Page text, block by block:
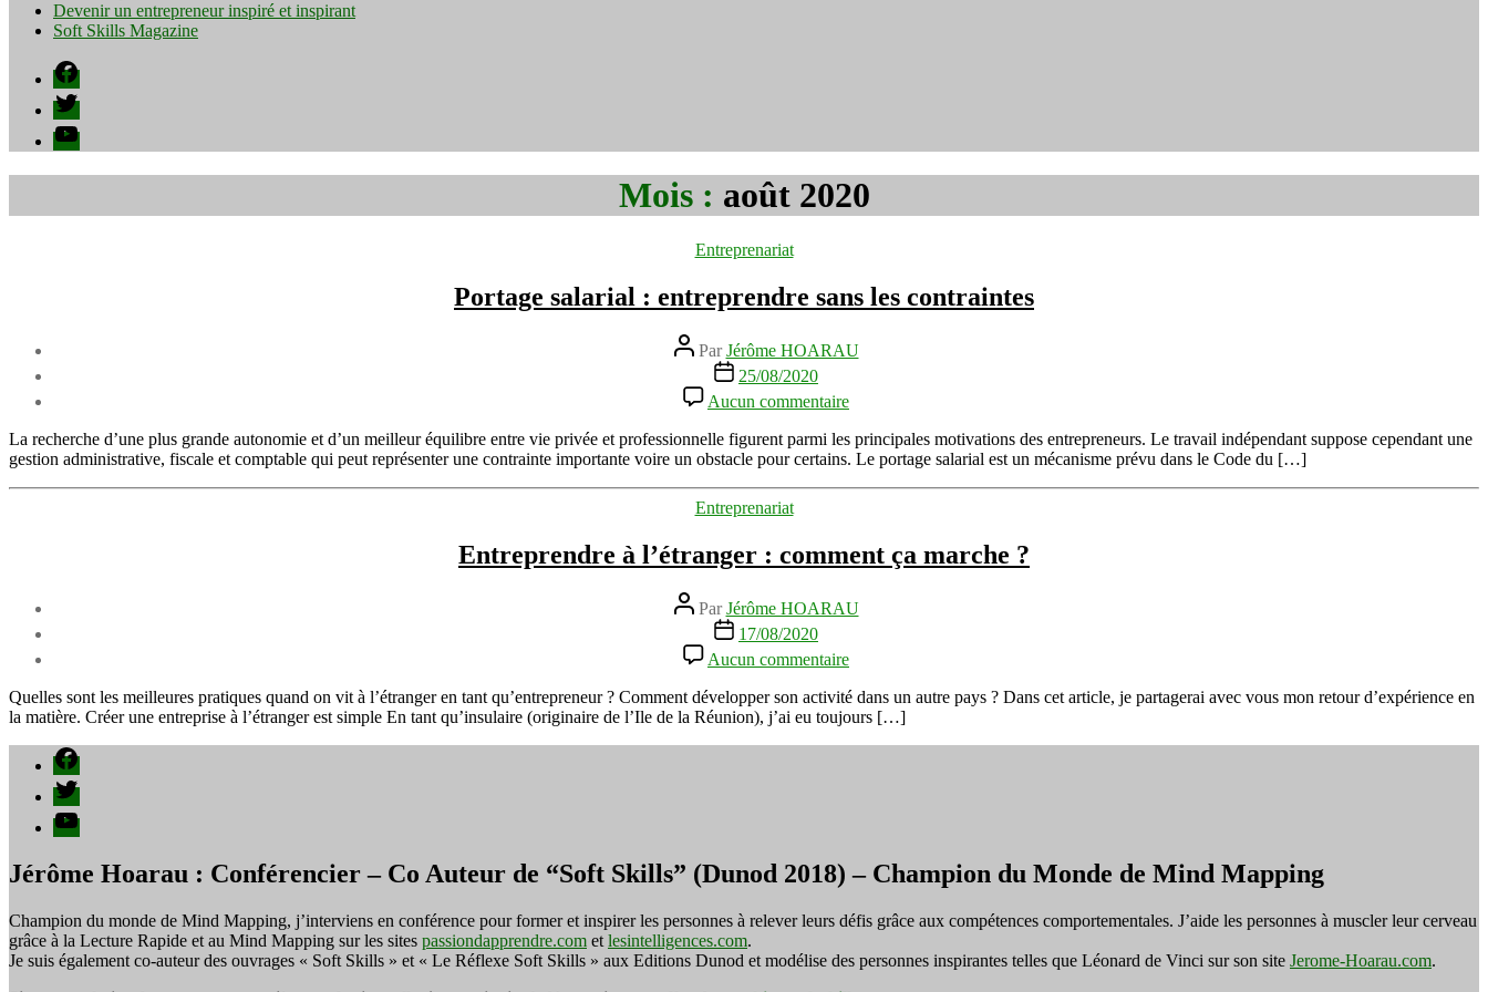
Devenir un entrepreneur inspiré et inspirant
Soft Skills Magazine
Facebook
Twitter
YouTube
Mois : août 2020
Catégories
Entreprenariat
Portage salarial : entreprendre sans les contraintes
Auteur
de
l’article
ParJérôme HOARAU
Date
l’article
25/08/2020
Aucun commentaire
Portage
salarial
entreprendre
sans
La recherche d’une plus grande autonomie et d’un meilleur équilibre entre vie privée et professionnelle figurent parmi les principales motivations des entrepreneurs. Le travail indépendant suppose cependant une
gestion administrative, fiscale et comptable qui peut représenter une contrainte importante voire un obstacle pour certains. Le portage salarial est un mécanisme prévu dans le Code du […]
Catégories
Entreprenariat
Entreprendre à l’étranger : comment ça marche ?
Auteur
de
l’article
ParJérôme HOARAU
Date
l’article
17/08/2020
Aucun commentaire
Entreprendre
à
l’étranger
Quelles sont les meilleures pratiques quand on vit à l’étranger en tant qu’entrepreneur ? Comment développer son activité dans un autre pays ? Dans cet article, je partagerai avec vous mon retour d’expérience en
la matière. Créer une entreprise à l’étranger est simple En tant qu’insulaire (originaire de l’Ile de la Réunion), j’ai eu toujours […]
Facebook
Twitter
YouTube
Jérôme Hoarau : Conférencier – Co Auteur de “Soft Skills” (Dunod 2018) – Champion du Monde de Mind Mapping
Champion du monde de Mind Mapping, j’interviens en conférence pour former et inspirer les personnes à relever leurs défis grâce aux compétences comportementales. J’aide les personnes à muscler leur cerveau
grâce à la Lecture Rapide et au Mind Mapping sur les sites passiondapprendre.com et lesintelligences.com.
Je suis également co-auteur des ouvrages « Soft Skills » et « Le Réflexe Soft Skills » aux Editions Dunod et modélise des personnes inspirantes telles que Léonard de Vinci sur son site Jerome-Hoarau.com.